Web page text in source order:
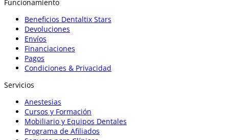
Funcionamiento
Beneficios Dentaltix Stars
Devoluciones
Envíos
Financiaciones
Pagos
Condiciones & Privacidad
Servicios
Anestesias
Cursos y Formación
Mobiliario y Equipos Dentales
Programa de Afiliados